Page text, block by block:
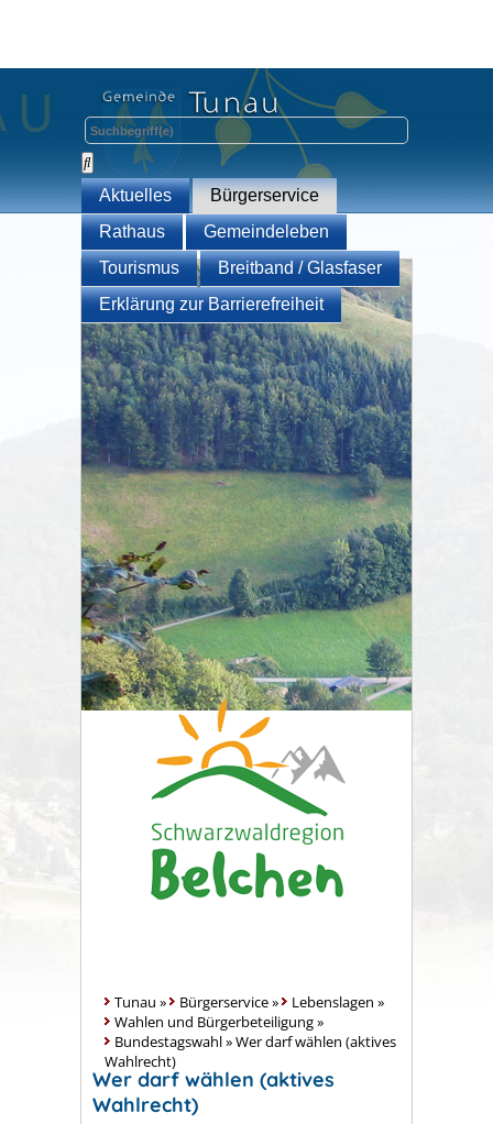
Aktuelles
Bürgerservice
Rathaus
Gemeindeleben
Tourismus
Breitband / Glasfaser
Erklärung zur Barrierefreiheit
Tunau » Bürgerservice» Lebenslagen »
Wahlen und Bürgerbeteiligung»
Bundestagswahl»Wer darf wählen (aktives
Wahlrecht)
Wer darf wählen (aktives
Wahlrecht)